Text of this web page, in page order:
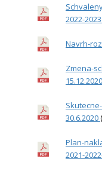
2022-
Navrh-
Zmena-
15.12.2020
30.6.2020
Plan-
2021-